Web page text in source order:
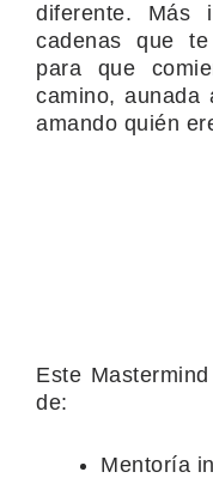
diferente. Más
cadenas que
para que
camino, aunada
amando quién
Este
de:
Mentoría